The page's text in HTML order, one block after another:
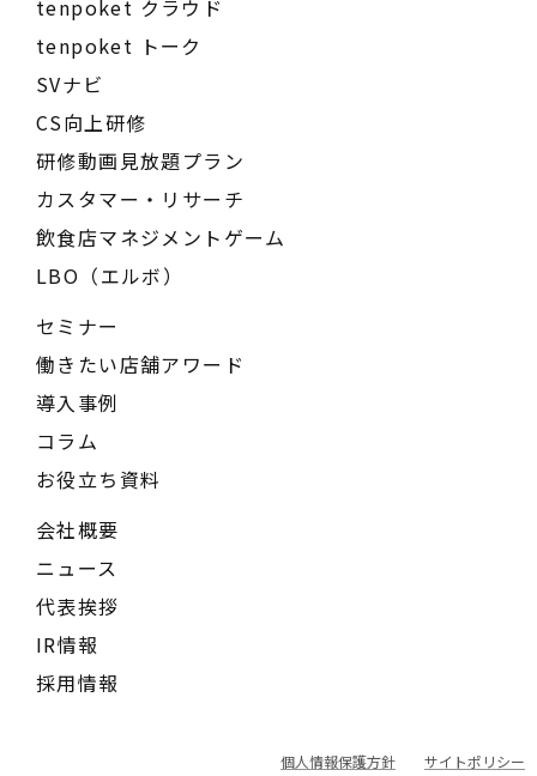
tenpoket クラウド
tenpoket トーク
SVナビ
CS向上研修
研修動画見放題プラン
カスタマー・リサーチ
飲食店マネジメントゲーム
LBO（エルボ）
セミナー
働きたい店舗アワード
導入事例
コラム
お役立ち資料
会社概要
ニュース
代表挨拶
IR情報
採用情報
個人情報保護方針 サイトポリシー